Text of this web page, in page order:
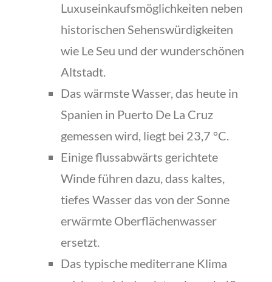
Luxuseinkaufsmöglichkeiten neben
historischen Sehenswürdigkeiten
wie Le Seu und der wunderschönen
Altstadt.
Das wärmste Wasser, das heute in
Spanien in Puerto De La Cruz
gemessen wird, liegt bei 23,7 °C.
Einige flussabwärts gerichtete
Winde führen dazu, dass kaltes,
tiefes Wasser das von der Sonne
erwärmte Oberflächenwasser
ersetzt.
Das typische mediterrane Klima